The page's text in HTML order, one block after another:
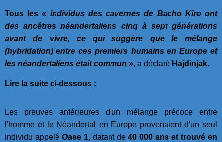
Tous les « individus des cavernes de Bacho Kiro ont
des ancêtres néandertaliens cinq à sept générations
avant de vivre, ce qui suggère que le mélange
(hybridation) entre ces premiers humains en Europe et
les néandertaliens était commun », a déclaré Hajdinjak.
Lire la suite ci-dessous :
Les preuves antérieures d'un mélange précoce entre
l'homme et le Néandertal en Europe provenaient d'un seul
individu appelé Oase 1, datant de40 000 ans et trouvé en